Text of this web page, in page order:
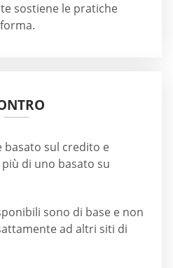
sostiene le pratiche
basato sul credito e
di uno basato su
sono di base e non
ad altri siti di